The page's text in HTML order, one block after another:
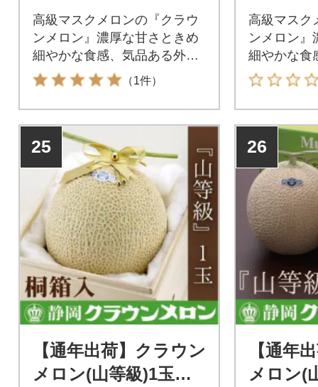
高級マスクメロンの『クラウ
ンメロン』濃厚な甘さときめ
細やかな食感、気品ある外観
をご堪能ください。
（1件）
高級マスク
ンメロン』
細やかな食
をご堪能く
25
【通年出荷】クラウン
メロン(山等級)1玉
26
【通年
メロン